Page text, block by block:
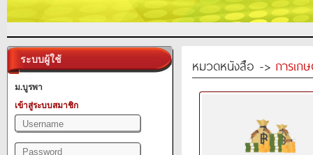
ระบบผู้ใช้
ม.บูรพา
เข้าสู่ระบบสมาชิก
หมวดหนังสือ -> การเก